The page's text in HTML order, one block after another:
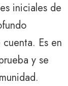
iniciales de
Es en
y se